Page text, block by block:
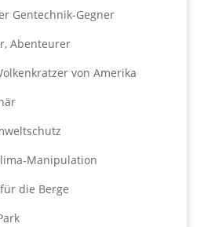
Gentechnik-Gegner
Abenteurer
von Amerika
Manipulation
die Berge